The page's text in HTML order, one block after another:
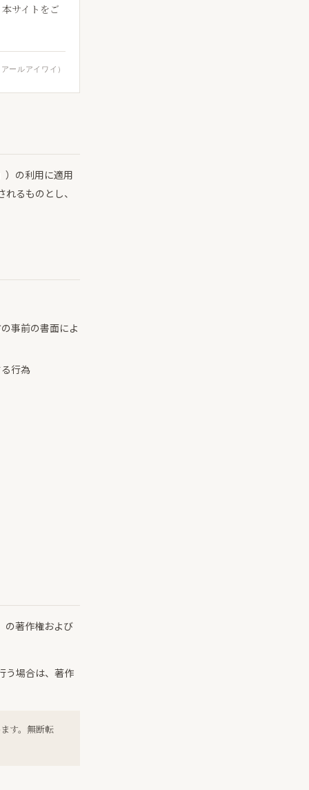
サイトをご
ルアイワイ）
）の利用に適用
るものとし、
事前の書面によ
行為
の著作権および
う場合は、著作
す。無断転